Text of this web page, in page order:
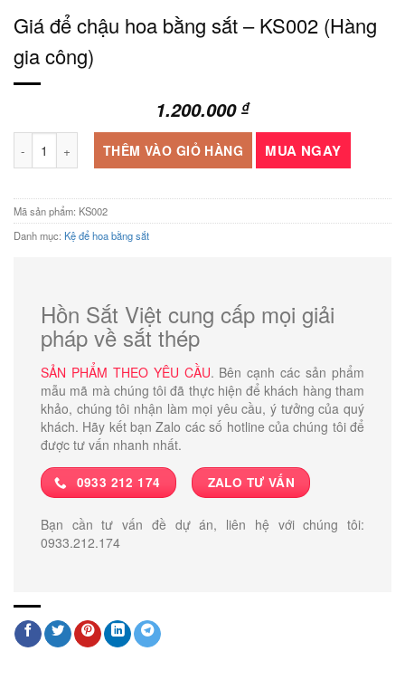
Giá để chậu hoa bằng sắt – KS002 (Hàng
gia công)
1.200.000 ₫
Giá để chậu hoa bằng sắt - KS002 (Hàng gia công) số lượng
THÊM VÀO GIỎ HÀNG MUA NGAY
Mã sản phẩm: KS002
Danh mục: Kệ để hoa bằng sắt
Hồn Sắt Việt cung cấp mọi giải
pháp về sắt thép
SẢN PHẨM THEO YÊU CẦU. Bên cạnh các sản phẩm
mẫu mã mà chúng tôi đã thực hiện để khách hàng tham
khảo, chúng tôi nhận làm mọi yêu cầu, ý tưởng của quý
khách. Hãy kết bạn Zalo các số hotline của chúng tôi để
được tư vấn nhanh nhất.
0933 212 174 ZALO TƯ VẤN
Bạn cần tư vấn đề dự án, liên hệ với chúng tôi:
0933.212.174